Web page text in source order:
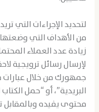
لتحديد الإجراءات التي
من الأهداف التي
زيادة عدد العملاء
لإرسال رسائل ترويجية
جمهورك من خلال
البريدية”، أو “حمل
محتوى يفيده وبالمقابل